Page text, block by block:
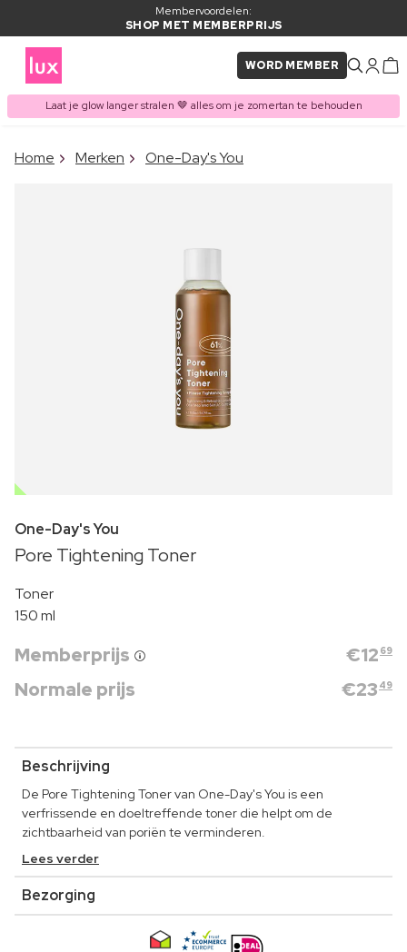
Membervoordelen:
SHOP MET MEMBERPRIJS
WORD MEMBER
Laat je glow langer stralen 🤎 alles om je zomertan te behouden
ITEM TOEGEVOEGD AAN
Vaak samen gekocht met
Home Merken One-Day's You
OUTLET
One-Day's You
Pore Tightening Toner
Toner
150 ml
Memberprijs €12 69
Normale prijs €23 49
Beschrijving
De Pore Tightening Toner van One-Day's You is een
verfrissende en doeltreffende toner die helpt om de
zichtbaarheid van poriën te verminderen.
Lees verder
Bezorging